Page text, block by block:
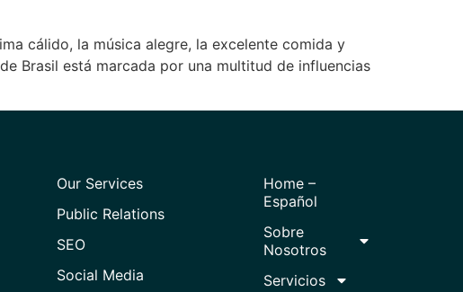
cálido, la música alegre, la excelente comida y
Brasil está marcada por una multitud de influencias
Our Services
Public Relations
SEO
Social Media
Home –
Español
Sobre
Nosotros
Servicios